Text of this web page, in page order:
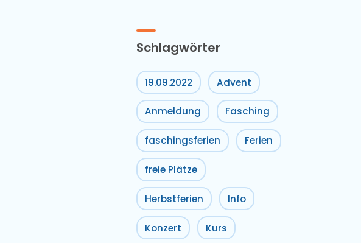
Schlagwörter
19.09.2022 Advent
Anmeldung Fasching
faschingsferien Ferien
freie Plätze
Herbstferien Info
Konzert Kurs